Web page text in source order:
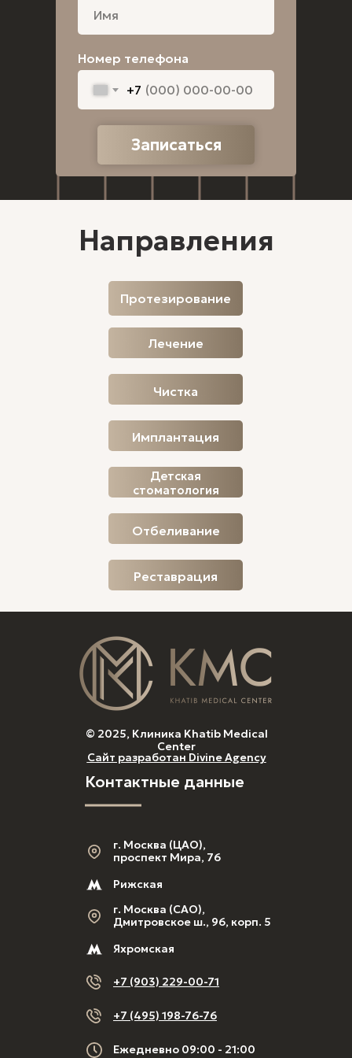
Номер телефона
+7
Записаться
Протезирование
Лечение
Детская
стоматология
Реставрация
Имплантация
Чистка
Отбеливание
Направления
Ежедневно 09:00 - 21:00
+7 (903) 229-00-71
+7 (495) 198-76-76
Яхромская
Рижская
г. Москва (ЦАО),
проспект Мира, 76
Контактные данные
г. Москва (САО),
Дмитровское ш., 96, корп. 5
© 2025, Клиника Khatib Medical
Center
Сайт разработан Divine Agency
Керамические
брекеты
Детская
4
день